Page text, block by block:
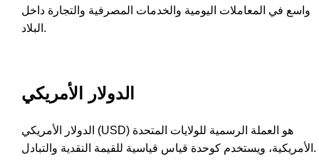
واسع في المعاملات اليومية والخدمات المصرفية والتجارة داخل
البلاد.
الدولار الأمريكي
الدولار الأمريكي (USD) هو العملة الرسمية للولايات المتحدة
الأمريكية، ويستخدم كوحدة قياس قياسية للقيمة النقدية والتبادل.